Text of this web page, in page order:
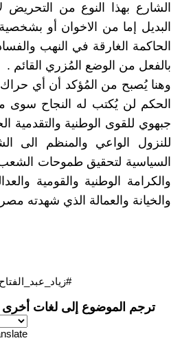
الشارع بهذا النوع من
البديل إما من الاخوان أو
الحاكمة الغارقة في النهب
بالفعل من الوضع المُزري القائم .
وهنا يُصبح من المُؤكد أن أي
الحكم لن يُكتب له النجاح سوى
جبهوي للقوى الوطنية والتقدمية
للنزول الواعي والمنظم الى
السياسية لتحقيق طموحات
والكرامة الوطنية والقومية
والخيانة والعمالة الذي شهدته
ترجم الموضوع إلى لغات